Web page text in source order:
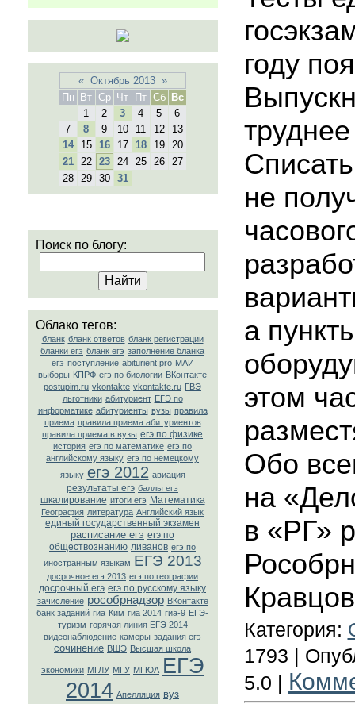
« Октябрь 2013 »
Пн
Вт Ср Чт Пт Сб
Вс
1
2 3 4 5
6
7
8 9 10 11 12
13
14
15 16 17 18 19
20
21
22 23 24 25 26
27
28
29 30 31
Поиск по блогу:
Облако тегов:
бланк бланк ответов бланк регистрации
бланки егэ бланк егэ заполнение бланка
егэ поступление abiturient.pro МАИ
выборы КПРФ егэ по биологии ВКонтакте
postupim.ru vkontakte vkontakte.ru ГВЭ
льготники абитуриент ЕГЭ по
информатике абитуриенты вузы правила
приема правила приема абитуриентов
правила приема в вузы егэ по физике
история егэ по математике егэ по
английскому языку егэ по немецкому
языку егэ 2012 авиация
результаты егэ баллы егэ
шкалирование итоги егэ Математика
География литература Английский язык
единый государственный экзамен
расписание егэ егэ по
обществознанию ливанов егэ по
иностранным языкам ЕГЭ 2013
досрочное егэ 2013 егэ по географии
досрочный егэ егэ по русскому языку
зачисление рособрнадзор ВКонтaкте
банк заданий гиа Ким гиа 2014 гиа-9 ЕГЭ-
туризм горячая линия ЕГЭ 2014
видеонаблюдение камеры задания егэ
сочинение ВШЭ Высшая школа
экономики МГЛУ МГУ МГЮА ЕГЭ
2014 Апелляция вуз
году
не
а
этом
Обо
на
в «РГ»
Категория:
1793 |
5.0 |